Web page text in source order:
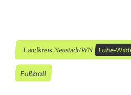
t
t
e
Landkreis Neustadt/WN Luhe-
Fußball